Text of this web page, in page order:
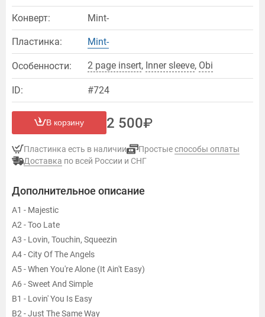
Конверт: Mint-
Пластинка: Mint-
Особенности: 2 page insert, Inner sleeve, Оbi
ID: #724
В корзину 2 500
Пластинка есть в наличии Простыеспособы оплаты
Доставка по всей России и СНГ
Дополнительное описание
A1 - Majestic
A2 - Too Late
A3 - Lovin, Touchin, Squeezin
A4 - City Of The Angels
A5 - When You're Alone (It Ain't Easy)
A6 - Sweet And Simple
B1 - Lovin' You Is Easy
B2 - Just The Same Way